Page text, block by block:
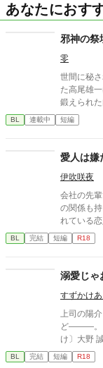
あなたにおす
邪神の祭
零
世間に秘された
た高尾雄一は、
鍛えられた肉体 それは、学園にとって最高の
なかった 至高の筋肉を持つ、精神を削られ意志をなくした青年を
太古の神に
校で繰り
BL 連載中 短編
愛人は嫌
伊吹咲夜
会社の先
の関係も
れている
だけで、
婚したと
BL 完結 短編 R18
溺愛じゃ
すずかけ
上司の陽
ど―――。 〔攻め〕市川 陽介（いちかわ ようすけ）34歳 〔受
け〕大野
BL 完結 短編 R18